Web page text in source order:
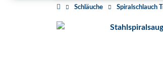
Schläuche Spiralschlauch